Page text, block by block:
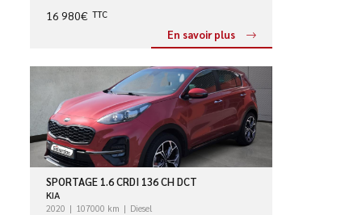
16 980€ TTC
En savoir plus
SPORTAGE 1.6 CRDI 136 CH DCT
KIA
2020 107000 km Diesel